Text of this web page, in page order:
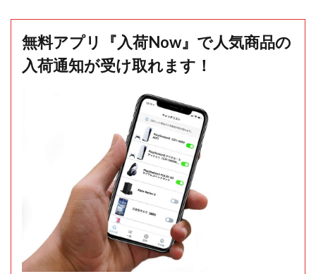
無料アプリ『入荷Now』で人気商品の
入荷通知が受け取れます！